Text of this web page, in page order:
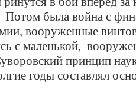
Потом была война с
вооруженные
с маленькой,
принцип
годы составлял